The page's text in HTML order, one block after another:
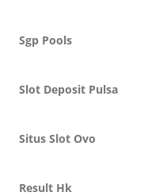
Sgp Pools
Slot Deposit Pulsa
Situs Slot Ovo
Result Hk